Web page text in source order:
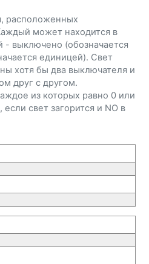
расположенных
может находится в
выключено (обозначается
единицей). Свет
хотя бы два выключателя и
друг с другом.
из которых равно 0 или
если свет загорится и NO в